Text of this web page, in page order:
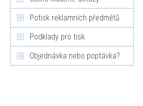
Potisk reklamních předmětů
Podklady pro tisk
Objednávka nebo poptávka?